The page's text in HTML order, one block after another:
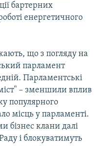
бартерних
енергетичного
що з погляду на
парламент
Парламентські
– зменшили вплив
популярного
місць у парламенті.
бізнес клани далі
і блокуватимуть